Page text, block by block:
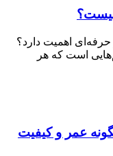
اهمیت دارد؟
است که هر
عمر و کیفیت